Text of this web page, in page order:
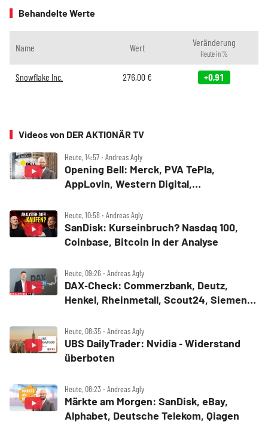
Behandelte Werte
Name Wert Veränderung
Heute in %
Snowflake Inc. 276,00€ +0,91
Videos von DER AKTIONÄR TV
Heute, 14:57 ‧ Andreas Agly
Opening Bell: Merck, PVA TePla,
AppLovin, Western Digital,
Heute, 10:58 ‧ Andreas Agly
SanDisk: Kurseinbruch? Nasdaq 100,
Coinbase, Bitcoin in der Analyse
Heute, 09:26 ‧ Andreas Agly
DAX‑Check: Commerzbank, Deutz,
Henkel, Rheinmetall, Scout24, Siemens,
Heute, 08:35 ‧ Andreas Agly
UBS DailyTrader: Nvidia ‑ Widerstand
überboten
Heute, 08:23 ‧ Andreas Agly
Märkte am Morgen: SanDisk, eBay,
Alphabet, Deutsche Telekom, Qiagen